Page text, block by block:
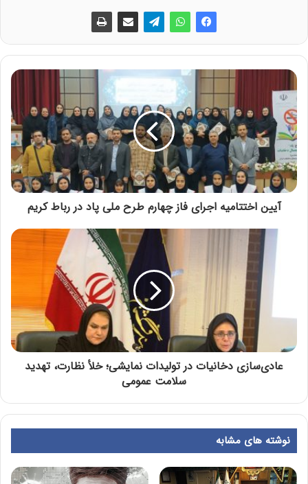
آیین اختتامیه اجرای فاز چهارم طرح ملی پاد در رباط‌ کریم
عادی‌سازی دخانیات در تولیدات نمایشی؛ خلأ نظارت، تهدید
سلامت عمومی
نوشته های مشابه